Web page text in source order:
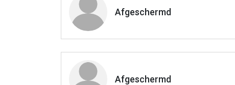
Afgeschermd
Afgeschermd